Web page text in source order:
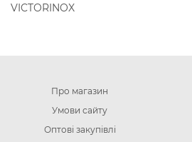
VICTORINOX
Про магазин
Умови сайту
Оптові закупівлі